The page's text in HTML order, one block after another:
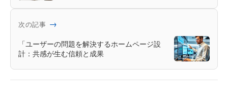
次の記事 →
「ユーザーの問題を解決するホームページ設
計：共感が生む信頼と成果